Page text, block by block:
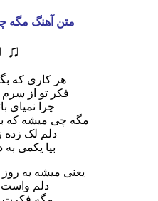
متن آهنگ مگه
♫
هر کاری که
فکر تو از
چرا نمیای
مگه چی میشه که
دلم لک زده
بیا یکمی
یعنی میشه یه
دلم واست